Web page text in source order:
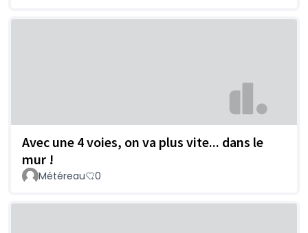
Avec une 4 voies, on va plus vite... dans le
mur !
Météreau 0